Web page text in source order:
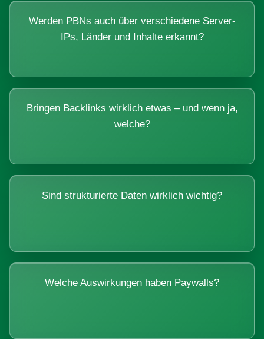
Werden PBNs auch über verschiedene Server-
IPs, Länder und Inhalte erkannt?
Bringen Backlinks wirklich etwas – und wenn ja,
welche?
Sind strukturierte Daten wirklich wichtig?
Welche Auswirkungen haben Paywalls?